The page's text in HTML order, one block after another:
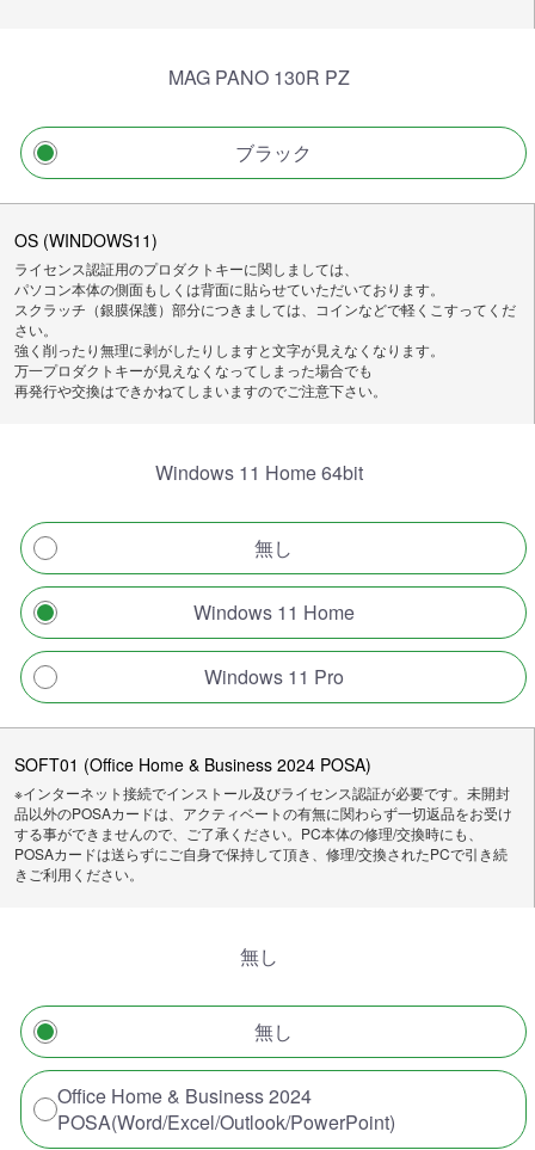
MAG PANO 130R PZ
ブラック
OS (WINDOWS11)
ライセンス認証用のプロダクトキーに関しましては、
パソコン本体の側面もしくは背面に貼らせていただいております。
スクラッチ（銀膜保護）部分につきましては、コインなどで軽くこすってくだ
さい。
強く削ったり無理に剥がしたりしますと文字が見えなくなります。
万一プロダクトキーが見えなくなってしまった場合でも
再発行や交換はできかねてしまいますのでご注意下さい。
Windows 11 Home 64bit
無し
Windows 11 Home
Windows 11 Pro
SOFT01 (Office Home & Business 2024 POSA)
※インターネット接続でインストール及びライセンス認証が必要です。未開封
品以外のPOSAカードは、アクティベートの有無に関わらず一切返品をお受け
する事ができませんので、ご了承ください。PC本体の修理/交換時にも、
POSAカードは送らずにご自身で保持して頂き、修理/交換されたPCで引き続
きご利用ください。
無し
無し
Office Home & Business 2024
POSA(Word/Excel/Outlook/PowerPoint)